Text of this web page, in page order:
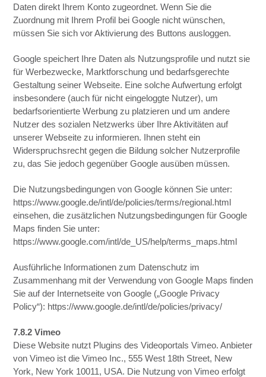
Daten direkt Ihrem Konto zugeordnet. Wenn Sie die
Zuordnung mit Ihrem Profil bei Google nicht wünschen,
müssen Sie sich vor Aktivierung des Buttons ausloggen.
Google speichert Ihre Daten als Nutzungsprofile und nutzt sie
für Werbezwecke, Marktforschung und bedarfsgerechte
Gestaltung seiner Webseite. Eine solche Aufwertung erfolgt
insbesondere (auch für nicht eingeloggte Nutzer), um
bedarfsorientierte Werbung zu platzieren und um andere
Nutzer des sozialen Netzwerks über Ihre Aktivitäten auf
unserer Webseite zu informieren. Ihnen steht ein
Widerspruchsrecht gegen die Bildung solcher Nutzerprofile
zu, das Sie jedoch gegenüber Google ausüben müssen.
Die Nutzungsbedingungen von Google können Sie unter:
https://www.google.de/intl/de/policies/terms/regional.html
einsehen, die zusätzlichen Nutzungsbedingungen für Google
Maps finden Sie unter:
https://www.google.com/intl/de_US/help/terms_maps.html
Ausführliche Informationen zum Datenschutz im
Zusammenhang mit der Verwendung von Google Maps finden
Sie auf der Internetseite von Google („Google Privacy
Policy“): https://www.google.de/intl/de/policies/privacy/
7.8.2 Vimeo
Diese Website nutzt Plugins des Videoportals Vimeo. Anbieter
von Vimeo ist die Vimeo Inc., 555 West 18th Street, New
York, New York 10011, USA. Die Nutzung von Vimeo erfolgt